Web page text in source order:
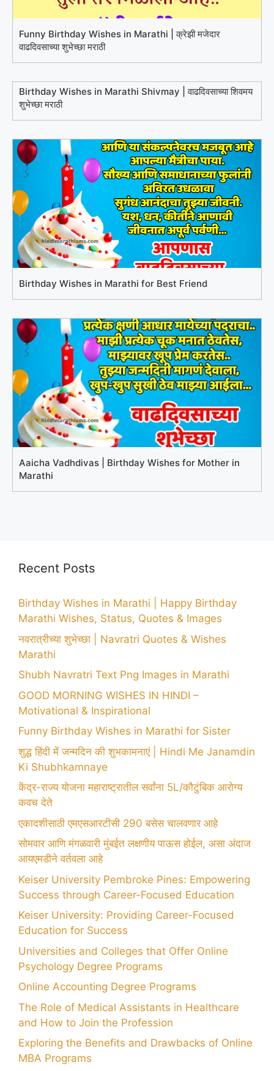
Funny Birthday Wishes in Marathi | क्रेझी मजेदार
वाढदिवसाच्या शुभेच्छा मराठी
Birthday Wishes in Marathi Shivmay | वाढदिवसाच्या शिवमय
शुभेच्छा मराठी
Birthday Wishes in Marathi for Best Friend
Aaicha Vadhdivas | Birthday Wishes for Mother in
Marathi
Recent Posts
Birthday Wishes in Marathi | Happy Birthday
Marathi Wishes, Status, Quotes & Images
नवरात्रीच्या शुभेच्छा | Navratri Quotes & Wishes
Marathi
Shubh Navratri Text Png Images in Marathi
GOOD MORNING WISHES IN HINDI –
Motivational & Inspirational
Funny Birthday Wishes in Marathi for Sister
शुद्ध हिंदी में जन्मदिन की शुभकामनाएं | Hindi Me Janamdin
Ki Shubhkamnaye
केंद्र-राज्य योजना महाराष्ट्रातील सर्वांना 5L/कौटुंबिक आरोग्य
कवच देते
एकादशीसाठी एमएसआरटीसी 290 बसेस चालवणार आहे
सोमवार आणि मंगळवारी मुंबईत लक्षणीय पाऊस होईल, असा अंदाज
आयएमडीने वर्तवला आहे
Keiser University Pembroke Pines: Empowering
Success through Career-Focused Education
Keiser University: Providing Career-Focused
Education for Success
Universities and Colleges that Offer Online
Psychology Degree Programs
Online Accounting Degree Programs
The Role of Medical Assistants in Healthcare
and How to Join the Profession
Exploring the Benefits and Drawbacks of Online
MBA Programs